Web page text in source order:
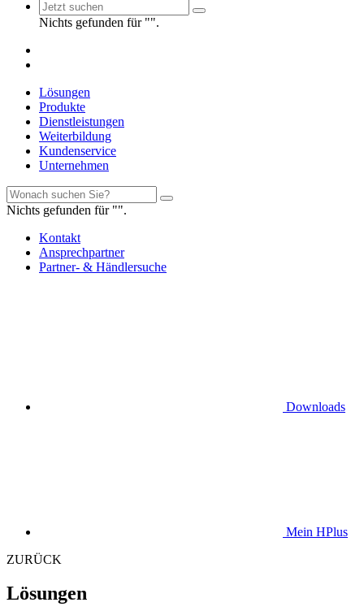
Nichts gefunden für "".
Lösungen
Produkte
Dienstleistungen
Weiterbildung
Kundenservice
Unternehmen
Nichts gefunden für "".
Kontakt
Ansprechpartner
Partner- & Händlersuche
Downloads
Mein HPlus
ZURÜCK
Lösungen